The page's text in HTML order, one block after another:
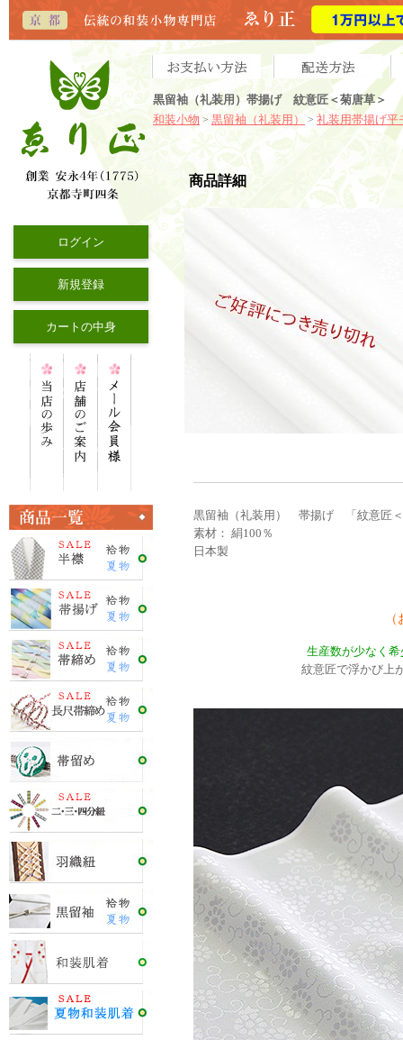
黒留袖（礼装用）帯揚げ 紋意匠＜菊唐草＞
和装小物 > 黒留袖（礼装用） > 礼装用帯揚げ平
ログイン
新規登録
カートの中身
商品詳細
黒留袖（礼装用） 帯揚げ 「紋意匠
素材： 絹100％
日本製
生産数が少なく
紋意匠で浮かび上